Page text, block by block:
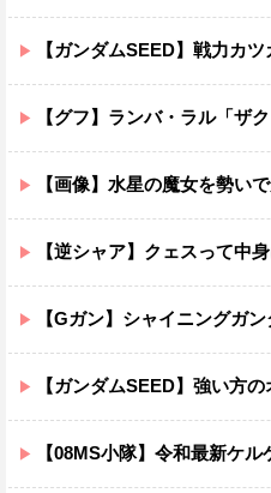
【ガンダムSEED】戦力カツカツな序盤
【グフ】ランバ・ラル「ザク
【画像】水星の魔女を勢いで見てても
【逆シャア】クェスって中身は
【Gガン】シャイニングガンダムスレ、フ
【ガンダムSEED】強い方のオルガを語
【08MS小隊】令和最新ケルゲレン子の